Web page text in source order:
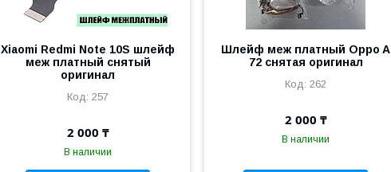
Xiaomi Redmi Note 10S шлейф
меж платный снятый
оригинал
257
2 000 ₸
В наличии
Шлейф меж платный Oppo A
72 снятая оригинал
262
2 000 ₸
В наличии